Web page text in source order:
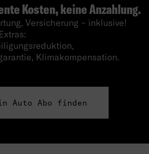
Kosten, keine Anzahlung.
Versicherung – inklusive!
Klimakompensation.
Auto Abo finden